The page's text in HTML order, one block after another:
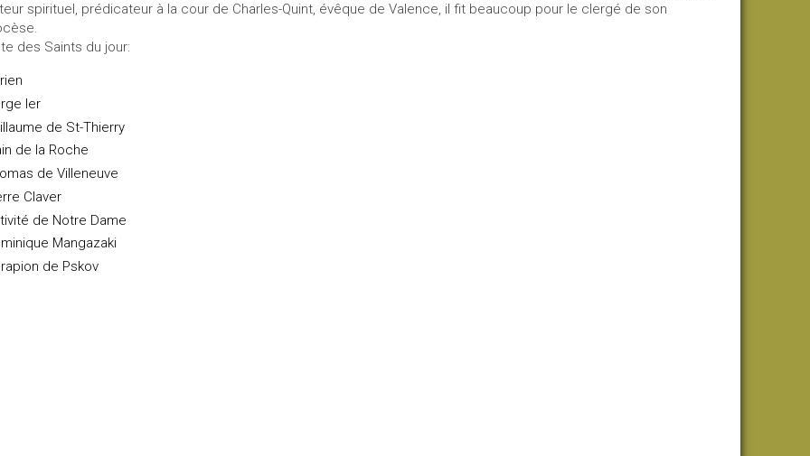
spirituel, prédicateur à la cour de Charles-Quint, évêque de Valence, il fit beaucoup pour le clergé de son
des Saints du jour:
Ier
de St-Thierry
de la Roche
de Villeneuve
Claver
de Notre Dame
Mangazaki
de Pskov